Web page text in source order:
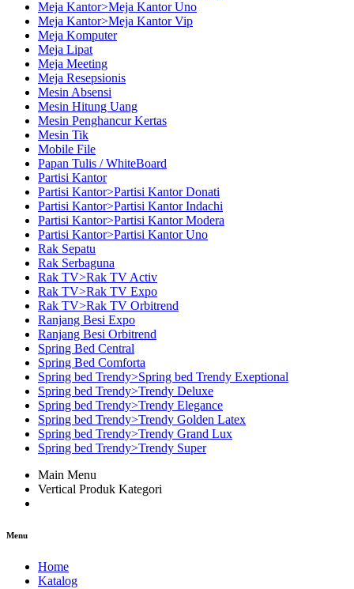
Meja Kantor>Meja Kantor Uno
Meja Kantor>Meja Kantor Vip
Meja Komputer
Meja Lipat
Meja Meeting
Meja Resepsionis
Mesin Absensi
Mesin Hitung Uang
Mesin Penghancur Kertas
Mesin Tik
Mobile File
Papan Tulis / WhiteBoard
Partisi Kantor
Partisi Kantor>Partisi Kantor Donati
Partisi Kantor>Partisi Kantor Indachi
Partisi Kantor>Partisi Kantor Modera
Partisi Kantor>Partisi Kantor Uno
Rak Sepatu
Rak Serbaguna
Rak TV>Rak TV Activ
Rak TV>Rak TV Expo
Rak TV>Rak TV Orbitrend
Ranjang Besi Expo
Ranjang Besi Orbitrend
Spring Bed Central
Spring Bed Comforta
Spring bed Trendy>Spring bed Trendy Exeptional
Spring bed Trendy>Trendy Deluxe
Spring bed Trendy>Trendy Elegance
Spring bed Trendy>Trendy Golden Latex
Spring bed Trendy>Trendy Grand Lux
Spring bed Trendy>Trendy Super
Main Menu
Vertical Produk Kategori
Menu
Home
Katalog